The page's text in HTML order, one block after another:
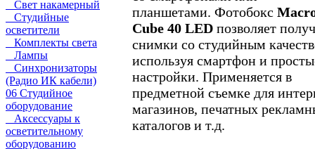
Свет накамерный
Студийные
осветители
Комплекты света
Лампы
Синхронизаторы
(Радио ИК кабели)
06 Студийное
оборудование
Аксессуары к
осветительному
оборудованию
планшетами. Фотобокс
Cube 40 LED позволяет
снимки со студийным
используя смартфон и
настройки. Применяется в
предметной съемке для
магазинов, печатных
каталогов и т.д.